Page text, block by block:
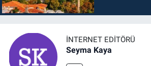
İNTERNET EDITÖRÜ
Seyma Kaya